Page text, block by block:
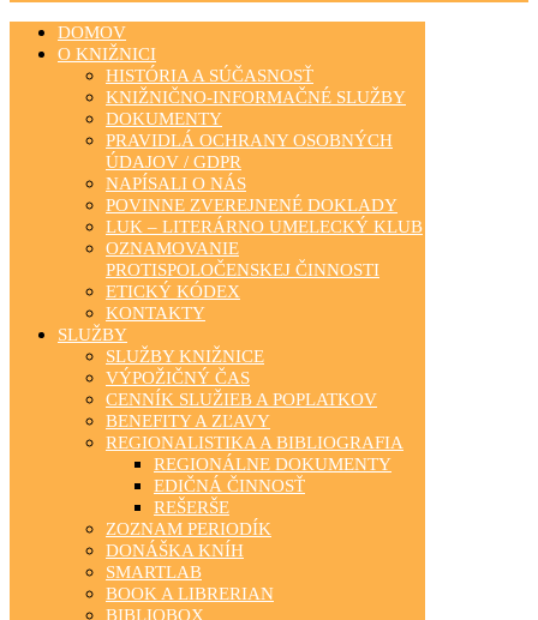
DOMOV
O KNIŽNICI
HISTÓRIA A SÚČASNOSŤ
KNIŽNIČNO-INFORMAČNÉ SLUŽBY
DOKUMENTY
PRAVIDLÁ OCHRANY OSOBNÝCH
ÚDAJOV / GDPR
NAPÍSALI O NÁS
POVINNE ZVEREJNENÉ DOKLADY
LUK – LITERÁRNO UMELECKÝ KLUB
OZNAMOVANIE
PROTISPOLOČENSKEJ ČINNOSTI
ETICKÝ KÓDEX
KONTAKTY
SLUŽBY
SLUŽBY KNIŽNICE
VÝPOŽIČNÝ ČAS
CENNÍK SLUŽIEB A POPLATKOV
BENEFITY A ZĽAVY
REGIONALISTIKA A BIBLIOGRAFIA
REGIONÁLNE DOKUMENTY
EDIČNÁ ČINNOSŤ
REŠERŠE
ZOZNAM PERIODÍK
DONÁŠKA KNÍH
SMARTLAB
BOOK A LIBRERIAN
BIBLIOBOX